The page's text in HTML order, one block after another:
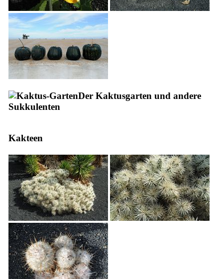
Der Kaktusgarten und andere
Sukkulenten
Kakteen